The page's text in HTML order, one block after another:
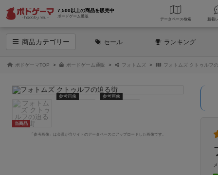
7,500以上の商品を販売中
ボードゲーム通販
データベース 検索
商品カテゴリー セール ランキング
ボドゲーマTOP ボードゲーム通販 フォトムズ フォトムズ クトゥルフ
当商品
参考画像 参考画像
「参考画像」は会員が当サイトのデータベースにアップロードした画像です。